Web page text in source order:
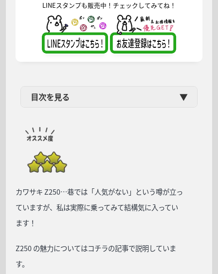
LINEスタンプも販売中！チェックしてみてね！
目次を見る ▼
カワサキ Z250…巷では「人気がない」という噂が立っ
ていますが、私は実際に乗ってみて結構気に入ってい
ます！
Z250 の魅力についてはコチラの記事で説明していま
す。